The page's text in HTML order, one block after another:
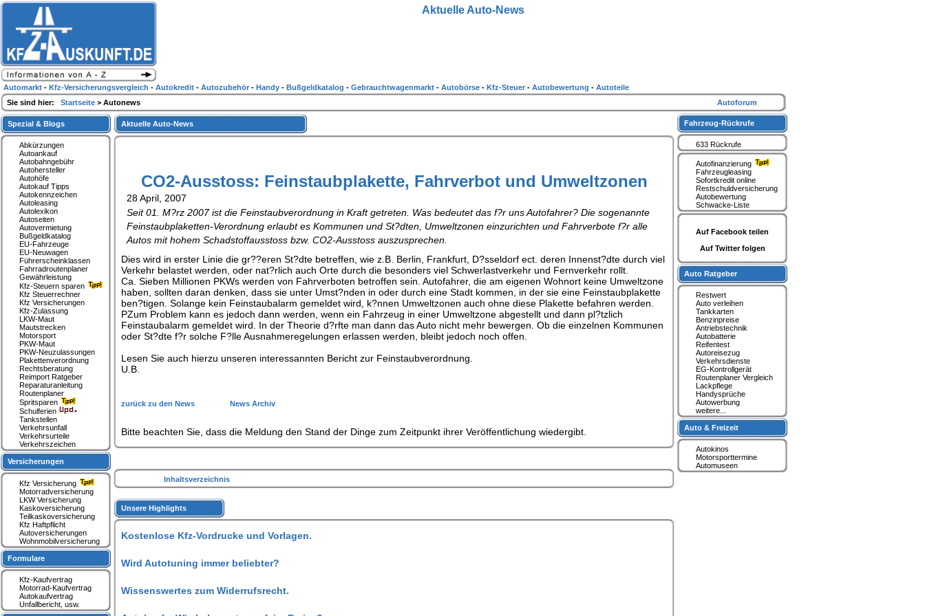
Aktuelle Auto-News
CO2-Ausstoss: Feinstaubplakette, Fahrverbot und Umweltzonen
28 April, 2007
Seit 01. M?rz 2007 ist die Feinstaubverordnung in Kraft getreten. Was bedeutet das f?r uns Autofahrer? Die sogenannte
Feinstaubplaketten-Verordnung erlaubt es Kommunen und St?dten, Umweltzonen einzurichten und Fahrverbote f?r alle
Autos mit hohem Schadstoffausstoss bzw. CO2-Ausstoss auszusprechen.
Dies wird in erster Linie die gr??eren St?dte betreffen, wie z.B. Berlin, Frankfurt, D?sseldorf ect. deren Innenst?dte durch viel
Verkehr belastet werden, oder nat?rlich auch Orte durch die besonders viel Schwerlastverkehr und Fernverkehr rollt.
Ca. Sieben Millionen PKWs werden von Fahrverboten betroffen sein. Autofahrer, die am eigenen Wohnort keine Umweltzone
haben, sollten daran denken, dass sie unter Umst?nden in oder durch eine Stadt kommen, in der sie eine Feinstaubplakette
ben?tigen. Solange kein Feinstaubalarm gemeldet wird, k?nnen Umweltzonen auch ohne diese Plakette befahren werden.
PZum Problem kann es jedoch dann werden, wenn ein Fahrzeug in einer Umweltzone abgestellt und dann pl?tzlich
Feinstaubalarm gemeldet wird. In der Theorie d?rfte man dann das Auto nicht mehr bewergen. Ob die einzelnen Kommunen
oder St?dte f?r solche F?lle Ausnahmeregelungen erlassen werden, bleibt jedoch noch offen.
Lesen Sie auch hierzu unseren interessannten Bericht zur Feinstaubverordnung.
U.B.
zurück zu den News News Archiv
Bitte beachten Sie, dass die Meldung den Stand der Dinge zum Zeitpunkt ihrer Veröffentlichung wiedergibt.
Inhaltsverzeichnis
Unsere Highlights
Kostenlose Kfz-Vordrucke und Vorlagen.
Wird Autotuning immer beliebter?
Wissenswertes zum Widerrufsrecht.
Spezial & Blogs
Abkürzungen
Autoankauf
Autobahngebühr
Autohersteller
Autohöfe
Autokauf Tipps
Autokennzeichen
Autoleasing
Autolexikon
Autoseiten
Autovermietung
Bußgeldkatalog
EU-Fahrzeuge
EU-Neuwagen
Führerscheinklassen
Fahrradroutenplaner
Gewährleistung
Kfz-Steuern sparen
Kfz Steuerrechner
Kfz Versicherungen
Kfz-Zulassung
LKW-Maut
Mautstrecken
Motorsport
PKW-Maut
PKW-Neuzulassungen
Plakettenverordnung
Rechtsberatung
Reimport Ratgeber
Reparaturanleitung
Routenplaner
Spritsparen
Schulferien
Tankstellen
Verkehrsunfall
Verkehrsurteile
Verkehrszeichen
Versicherungen
Kfz Versicherung
Motorradversicherung
LKW Versicherung
Kaskoversicherung
Teilkaskoversicherung
Kfz Haftpflicht
Autoversicherungen
Wohnmobilversicherung
Formulare
Kfz-Kaufvertrag
Motorrad-Kaufvertrag
Autokaufvertrag
Unfallbericht, usw.
Fahrzeug-Rückrufe
633 Rückrufe
Autofinanzierung
Fahrzeugleasing
Sofortkredit online
Restschuldversicherung
Autobewertung
Schwacke-Liste
Auf Facebook teilen
Auf Twitter folgen
Auto Ratgeber
Restwert
Auto verleihen
Tankkarten
Benzinpreise
Antriebstechnik
Autobatterie
Reifentest
Autoreisezug
Verkehrsdienste
EG-Kontrollgerät
Routenplaner Vergleich
Lackpflege
Handysprüche
Autowerbung
weitere...
Auto & Freizeit
Autokinos
Motorsporttermine
Automuseen
Aktuelle Auto-News
Automarkt - Kfz-Versicherungsvergleich - Autokredit - Autozubehör - Handy - Bußgeldkatalog - Gebrauchtwagenmarkt - Autobörse - Kfz-Steuer - Autobewertung - Autoteile
Sie sind hier: Startseite > Autonews Autoforum